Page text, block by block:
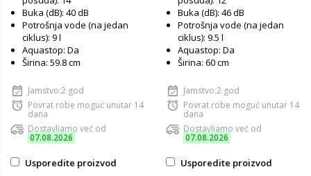
Buka (dB): 40 dB
Potrošnja vode (na jedan
ciklus): 9 l
Aquastop: Da
Širina: 59.8 cm
Jamstvo:2 god
Povrat robe moguć unutar 14
dana
Dostavljamo već od
07.08.2026
Usporedite proizvod
Buka (dB): 46 dB
Potrošnja vode (na jedan
ciklus): 9.5 l
Aquastop: Da
Širina: 60 cm
Jamstvo:2 god
Povrat robe moguć unutar 14
dana
Dostavljamo već od
07.08.2026
Usporedite proizvod